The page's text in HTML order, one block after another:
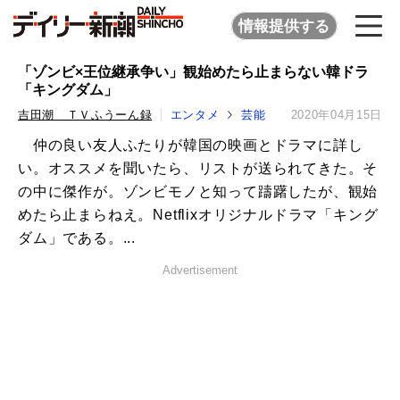
情報提供する
「ゾンビ×王位継承争い」観始めたら止まらない韓ドラ
「キングダム」
吉田潮 ＴＶふうーん録 エンタメ 芸能 2020年04月15日
仲の良い友人ふたりが韓国の映画とドラマに詳し
い。オススメを聞いたら、リストが送られてきた。そ
の中に傑作が。ゾンビモノと知って躊躇したが、観始
めたら止まらねえ。Netflixオリジナルドラマ「キング
ダム」である。...
Advertisement